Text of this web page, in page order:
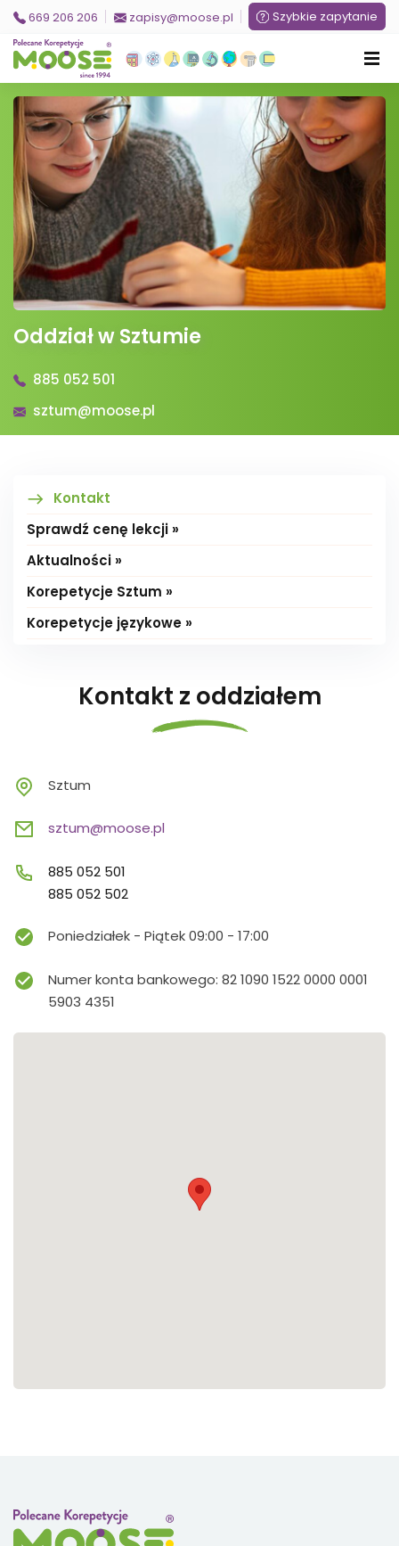
669 206 206 zapisy@moose.pl Szybkie zapytanie
Oddział w Sztumie
885 052 501
sztum@moose.pl
Kontakt
Sprawdź cenę lekcji »
Aktualności »
Korepetycje Sztum »
Korepetycje językowe »
Kontakt z oddziałem
Sztum
sztum@moose.pl
885 052 501
885 052 502
Poniedziałek - Piątek 09:00 - 17:00
Numer konta bankowego: 82 1090 1522 0000 0001
5903 4351